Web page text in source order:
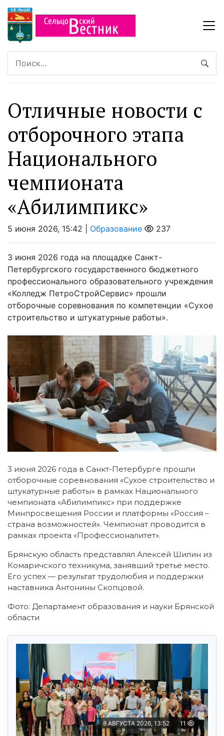
Отличные новости с
отборочного этапа
Национального
чемпионата
«Абилимпикс»
5 июня 2026, 15:42 | Образование 237
3 июня 2026 года на площадке Санкт-
Петербургского государственного бюджетного
профессионального образовательного учреждения
«Колледж ПетроСтройСервис» прошли
отборочные соревнования по компетенции «Сухое
строительство и штукатурные работы».
3 июня 2026 года в Санкт-Петербурге прошли
отборочные соревнования «Сухое строительство и
штукатурные работы» в рамках Национального
чемпионата «Абилимпикс» при поддержке
Минпросвещения России и платформы «Россия –
страна возможностей». Чемпионат проводится в
рамках проекта «Профессионалитет».
Брянскую область представлял Алексей Шилин из
Комаричского техникума, занявший третье место.
Его успех — результат трудолюбия и поддержки
наставника Антонины Скопцовой.
Фото: Департамент образования и науки Брянской
области
8 АВГУСТА 2026, 13:52 11